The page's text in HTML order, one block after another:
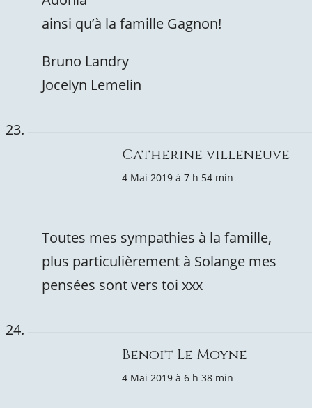
ainsi qu’à la famille Gagnon!
Bruno Landry
Jocelyn Lemelin
Catherine villeneuve
4 Mai 2019 à 7 h 54 min
Toutes mes sympathies à la famille,
plus particulièrement à Solange mes
pensées sont vers toi xxx
Benoit Le Moyne
4 Mai 2019 à 6 h 38 min